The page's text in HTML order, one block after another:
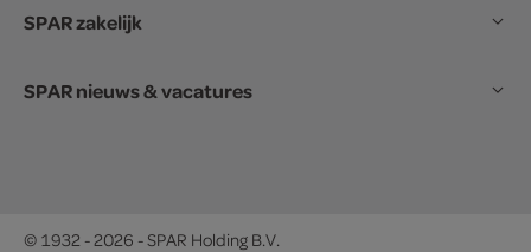
SPAR zakelijk
SPAR nieuws & vacatures
© 1932 - 2026 - SPAR Holding B.V.